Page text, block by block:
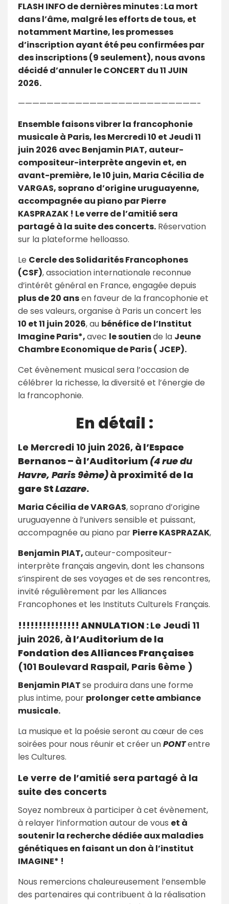
FLASH INFO de dernières minutes : La mort
dans l’âme, malgré les efforts de tous, et
notamment Martine, les promesses
d’inscription ayant été peu confirmées par
des inscriptions (9 seulement), nous avons
décidé d’annuler le CONCERT du 11 JUIN
2026.
—————————————————————————-
Ensemble faisons vibrer la francophonie
musicale à Paris, les Mercredi 10 et Jeudi 11
juin 2026 avec Benjamin PIAT, auteur-
compositeur-interprète angevin et, en
avant-première, le 10 juin, Maria Cécilia de
VARGAS, soprano d’origine uruguayenne,
accompagnée au piano par Pierre
KASPRAZAK ! Le verre de l’amitié sera
partagé à la suite des concerts. Réservation
sur la plateforme helloasso.
Le Cercle des Solidarités Francophones
(CSF), association internationale reconnue
d’intérêt général en France, engagée depuis
plus de 20 ansen faveur de la francophonie et
de ses valeurs, organise à Paris un concert les
10 et 11 juin 2026, au bénéfice de l’Institut
Imagine Paris*,avec le soutiende la Jeune
Chambre Economique de Paris ( JCEP).
Cet évènement musical sera l’occasion de
célébrer la richesse, la diversité et l’énergie de
la francophonie.
En détail :
Le Mercredi 10 juin 2026, à l’Espace
Bernanos – à l’Auditorium (4 rue du
Havre, Paris 9ème)à proximité de la
gare StLazare.
Maria Cécilia de VARGAS, soprano d’origine
uruguayenne à l’univers sensible et puissant,
accompagnée au piano par Pierre KASPRAZAK,
Benjamin PIAT,auteur-compositeur-
interprète français angevin, dont les chansons
s’inspirent de ses voyages et de ses rencontres,
invité régulièrement par les Alliances
Francophones et les Instituts Culturels Français.
!!!!!!!!!!!!!!! ANNULATION :Le Jeudi 11
juin 2026, à l’Auditorium de la
Fondation des Alliances Françaises
(101 Boulevard Raspail, Paris 6ème )
Benjamin PIATse produira dans une forme
plus intime, pour prolonger cette ambiance
musicale.
La musique et la poésie seront au cœur de ces
soirées pour nous réunir et créer unPONTentre
les Cultures.
Le verre de l’amitié sera partagé à la
suite des concerts
Soyez nombreux à participer à cet évènement,
à relayer l’information autour de vous et à
soutenir la recherche dédiée aux maladies
génétiques en faisant un don à l’institut
IMAGINE* !
Nous remercions chaleureusement l’ensemble
des partenaires qui contribuent à la réalisation